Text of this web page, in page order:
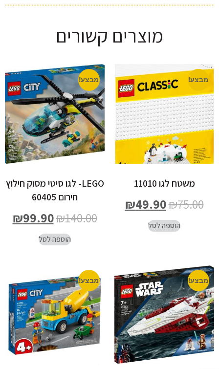
מוצרים קשורים
מבצע!
משטח לגו 11010
₪75.00
₪49.90
הוספה לסל
מבצע!
LEGO- לגו סיטי מסוק חילוץ
חירום 60405
₪140.00
₪99.90
הוספה לסל
מבצע! מבצע!